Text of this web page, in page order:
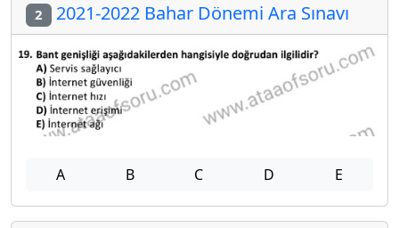
2 2021-2022 Bahar Dönemi Ara Sınavı
A B C D E